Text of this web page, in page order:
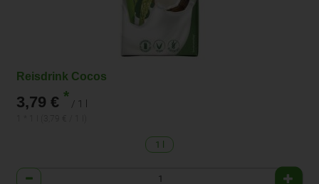
Reisdrink Cocos
3,79 € * / 1 l
1 l
Anzahl